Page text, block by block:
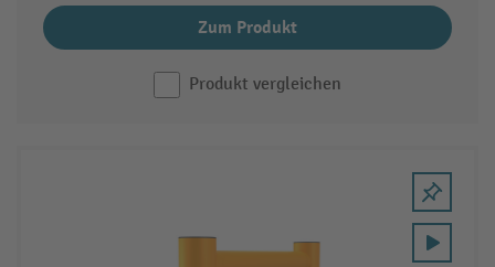
Zum Produkt
Produkt vergleichen